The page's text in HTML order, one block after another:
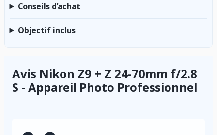
Conseils d’achat
Objectif inclus
Avis Nikon Z9 + Z 24-70mm f/2.8
S - Appareil Photo Professionnel